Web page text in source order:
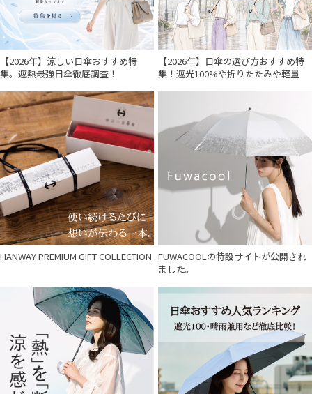
【2026年】涼しい日傘おすすめ特
集。遮熱最強日傘徹底調査！
【2026年】日傘の選び方おすすめ特
集！遮光100%や折りたたみや軽量
HANWAY PREMIUM GIFT COLLECTION FUWACOOLの特設サイトが公開され
ました。